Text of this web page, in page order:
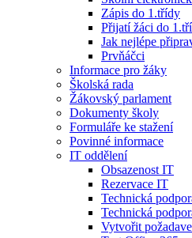
Zápis do 1.třídy
Přijatí žáci do
Jak nejlépe
Prvňáčci
Informace pro žáky
Školská rada
Žákovský parlament
Dokumenty školy
Formuláře ke stažení
Povinné informace
IT oddělení
Obsazenost IT
Rezervace IT
Technická
Technická
Vytvořit